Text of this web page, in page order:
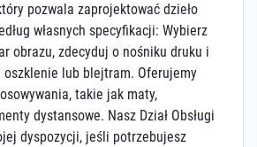
pozwala zaprojektować dzieło
własnych specyfikacji: Wybierz
obrazu, zdecyduj o nośniku druku i
lub blejtram. Oferujemy
takie jak maty,
dystansowe. Nasz Dział Obsługi
dyspozycji, jeśli potrzebujesz